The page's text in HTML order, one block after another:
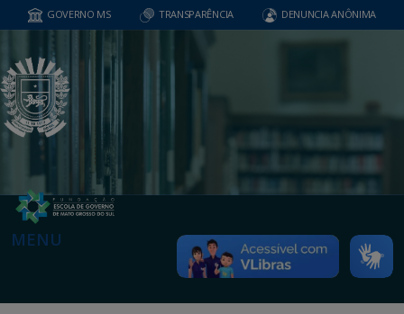
GOVERNO MS TRANSPARÊNCIA DENUNCIA ANÔNIMA
MENU